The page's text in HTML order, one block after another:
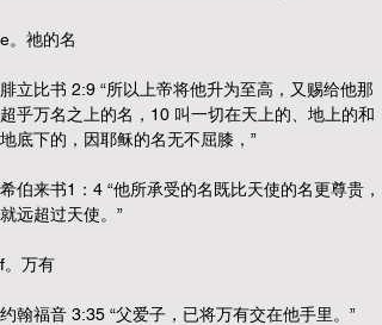
e。祂的名
腓立比书 2:9 “所以上帝将他升为至高，又赐给他那
超乎万名之上的名，10 叫一切在天上的、地上的和
地底下的，因耶稣的名无不屈膝，”
希伯来书1：4 “他所承受的名既比天使的名更尊贵，
就远超过天使。”
f。万有
约翰福音 3:35 “父爱子，已将万有交在他手里。”